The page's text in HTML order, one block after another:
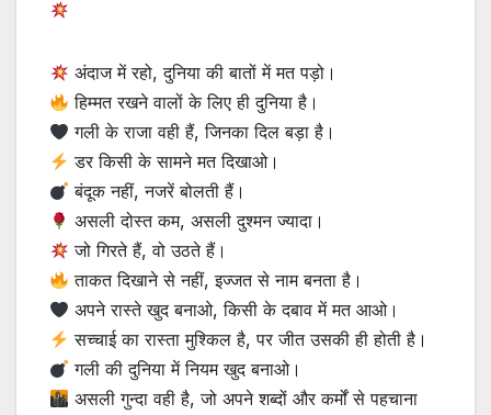
अंदाज में रहो, दुनिया की बातों में मत पड़ो।
हिम्मत रखने वालों के लिए ही दुनिया है।
गली के राजा वही हैं, जिनका दिल बड़ा है।
डर किसी के सामने मत दिखाओ।
बंदूक नहीं, नजरें बोलती हैं।
असली दोस्त कम, असली दुश्मन ज्यादा।
जो गिरते हैं, वो उठते हैं।
ताकत दिखाने से नहीं, इज्जत से नाम बनता है।
अपने रास्ते खुद बनाओ, किसी के दबाव में मत आओ।
सच्चाई का रास्ता मुश्किल है, पर जीत उसकी ही होती है।
गली की दुनिया में नियम खुद बनाओ।
असली गुन्‍दा वही है, जो अपने शब्दों और कर्मों से पहचाना